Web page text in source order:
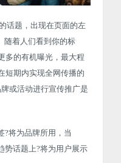
话题，出现在页面的左
随着人们看到你的标
多的有机曝光，最大程
短期内实现全网传播的
或活动进行宣传推广是
?将为品牌所用，当
势话题上?将为用户展示